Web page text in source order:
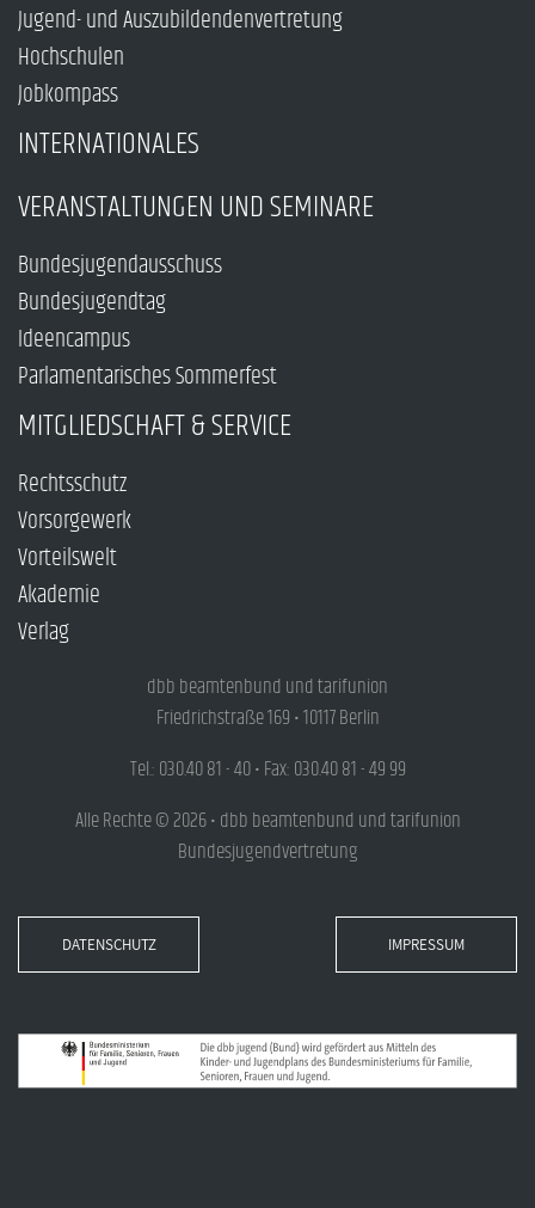
Jugend- und Auszubildendenvertretung
Hochschulen
Jobkompass
INTERNATIONALES
VERANSTALTUNGEN UND SEMINARE
Bundesjugendausschuss
Bundesjugendtag
Ideencampus
Parlamentarisches Sommerfest
MITGLIEDSCHAFT & SERVICE
Rechtsschutz
Vorsorgewerk
Vorteilswelt
Akademie
Verlag
dbb beamtenbund und tarifunion
Friedrichstraße 169 • 10117 Berlin
Tel.: 030.40 81 - 40 • Fax: 030.40 81 - 49 99
Alle Rechte © 2026 • dbb beamtenbund und tarifunion
Bundesjugendvertretung
DATENSCHUTZ IMPRESSUM